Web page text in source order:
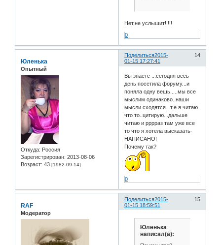
Нет,не услышит!!!!!
0
Поделиться 14
2015-
01-15 17:27:41
Юленька
Опытный
Откуда: Россия
Зарегистрирован: 2013-08-06
Возраст: 43 [1982-09-14]
Вы знаете ...сегодня весь
день посетила форуму...и
поняла одну вещь.....мы все
мыслим одинаково..наши
мысли сходятся...т.е я читаю
что то..цитирую...дальше
читаю и рррраз там уже все
то что я хотела высказать-
НАПИСАНО!
Почему так?
0
Поделиться 15
2015-
01-15 18:59:51
RAF
Модератор
Юленька
написал(а):